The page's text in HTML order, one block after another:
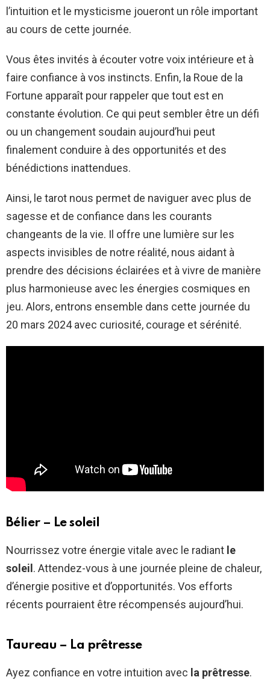
l’intuition et le mysticisme joueront un rôle important
au cours de cette journée.
Vous êtes invités à écouter votre voix intérieure et à
faire confiance à vos instincts. Enfin, la Roue de la
Fortune apparaît pour rappeler que tout est en
constante évolution. Ce qui peut sembler être un défi
ou un changement soudain aujourd’hui peut
finalement conduire à des opportunités et des
bénédictions inattendues.
Ainsi, le tarot nous permet de naviguer avec plus de
sagesse et de confiance dans les courants
changeants de la vie. Il offre une lumière sur les
aspects invisibles de notre réalité, nous aidant à
prendre des décisions éclairées et à vivre de manière
plus harmonieuse avec les énergies cosmiques en
jeu. Alors, entrons ensemble dans cette journée du
20 mars 2024 avec curiosité, courage et sérénité.
Bélier – Le soleil
Nourrissez votre énergie vitale avec le radiant le
soleil. Attendez-vous à une journée pleine de chaleur,
d’énergie positive et d’opportunités. Vos efforts
récents pourraient être récompensés aujourd’hui.
Taureau – La prêtresse
Ayez confiance en votre intuition avec la prêtresse.